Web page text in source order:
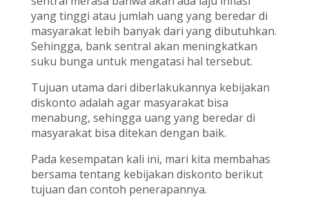
yang tinggi atau jumlah uang yang beredar di
masyarakat lebih banyak dari yang dibutuhkan.
Sehingga, bank sentral akan meningkatkan
suku bunga untuk mengatasi hal tersebut.
Tujuan utama dari diberlakukannya kebijakan
diskonto adalah agar masyarakat bisa
menabung, sehingga uang yang beredar di
masyarakat bisa ditekan dengan baik.
Pada kesempatan kali ini, mari kita membahas
bersama tentang kebijakan diskonto berikut
tujuan dan contoh penerapannya.